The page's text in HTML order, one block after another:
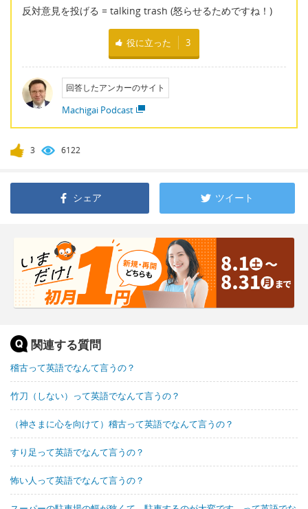
反対意見を投げる = talking trash (怒らせるためですね！)
役に立った 3
回答したアンカーのサイト
Machigai Podcast
3 6122
シェア ツイート
関連する質問
稽古って英語でなんて言うの？
竹刀（しない）って英語でなんて言うの？
（神さまに心を向けて）稽古って英語でなんて言うの？
すり足って英語でなんて言うの？
怖い人って英語でなんて言うの？